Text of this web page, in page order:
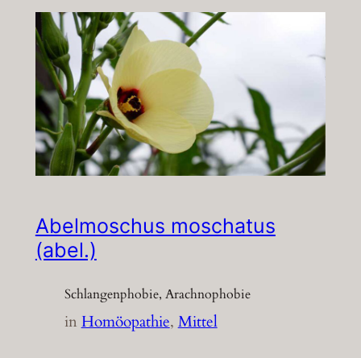
Abelmoschus moschatus
(abel.)
Schlangenphobie, Arachnophobie
inHomöopathie, Mittel